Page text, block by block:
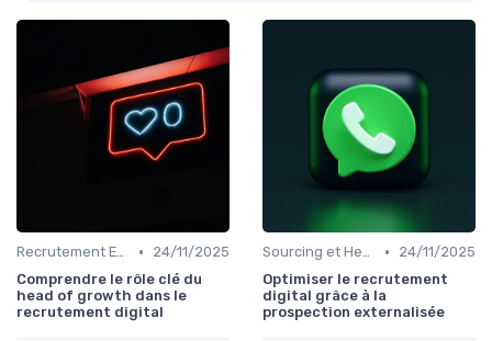
Recrutement Exécutif •
24/11/2025
Comprendre le rôle clé du
head of growth dans le
recrutement digital
Sourcing et Headhunting •
24/11/2025
Optimiser le recrutement
digital grâce à la
prospection externalisée